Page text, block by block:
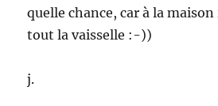
quelle chance, car à la
tout la vaisselle :-))
j.